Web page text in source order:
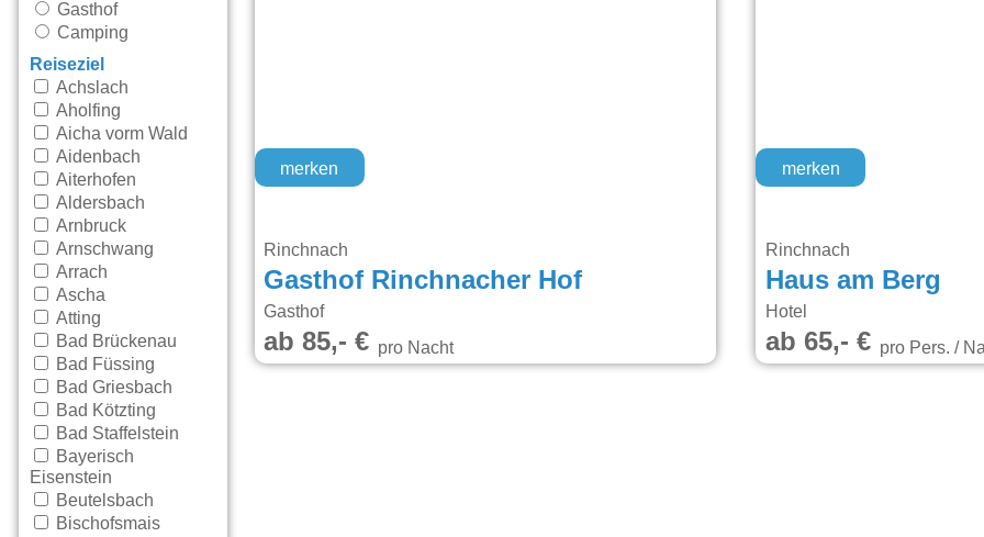
Gasthof
Camping
Reiseziel
Achslach
Aholfing
Aicha vorm Wald
Aidenbach
Aiterhofen
Aldersbach
Arnbruck
Arnschwang
Arrach
Ascha
Atting
Bad Brückenau
Bad Füssing
Bad Griesbach
Bad Kötzting
Bad Staffelstein
Bayerisch
Eisenstein
Beutelsbach
Bischofsmais
merken
Rinchnach
Gasthof Rinchnacher Hof
Gasthof
ab 85,- € pro Nacht
merken
Rinchnach
Haus am Berg
Hotel
ab 65,- €pro Pers. /